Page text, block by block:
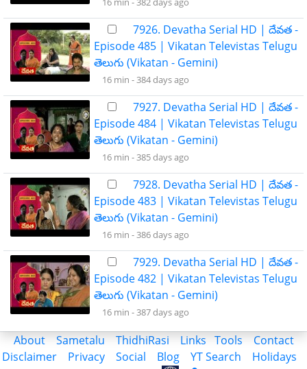
7926. Devatha Serial HD | దేవత -
Episode 485 | Vikatan Televistas Telugu
తెలుగు (Vikatan - Gemini)
16 min -384 days ago
7927. Devatha Serial HD | దేవత -
Episode 484 | Vikatan Televistas Telugu
తెలుగు (Vikatan - Gemini)
16 min -385 days ago
7928. Devatha Serial HD | దేవత -
Episode 483 | Vikatan Televistas Telugu
తెలుగు (Vikatan - Gemini)
16 min -386 days ago
7929. Devatha Serial HD | దేవత -
Episode 482 | Vikatan Televistas Telugu
తెలుగు (Vikatan - Gemini)
16 min -387 days ago
About Sametalu ThidhiRasi Links Tools
Contact
Disclaimer
Privacy Social Blog YT Search
Holidays